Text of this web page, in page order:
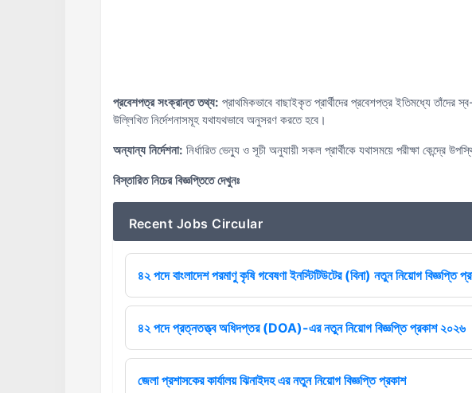
প্রবেশপত্র সংক্রান্ত তথ্য: প্রাথমিকভাবে বাছাইকৃত প্রার্থীদের প্রবেশপত্র ইতিমধ্যে তাঁদের
উল্লিখিত নির্দেশনাসমূহ যথাযথভাবে অনুসরণ করতে হবে।
অন্যান্য নির্দেশনা: নির্ধারিত ভেন্যু ও সূচী অনুযায়ী সকল প্রার্থীকে যথাসময়ে পরীক্ষা কেন্দ্রে
বিস্তারিত নিচের বিজ্ঞপ্তিতে দেখুনঃ
Recent Jobs Circular
৪২ পদে বাংলাদেশ পরমাণু কৃষি গবেষণা ইনস্টিটিউটের (বিনা) নতুন নিয়োগ বিজ্ঞপ্তি
৪২ পদে প্রত্নতত্ত্ব অধিদপ্তর (DOA)-এর নতুন নিয়োগ বিজ্ঞপ্তি প্রকাশ ২০২৬
জেলা প্রশাসকের কার্যালয় ঝিনাইদহ এর নতুন নিয়োগ বিজ্ঞপ্তি প্রকাশ